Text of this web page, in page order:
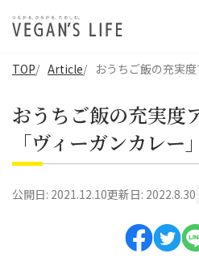
TOP Article おうちご飯の充実度アップ
おうちご飯の充実度
「ヴィーガンカレー
公開日: 2021.12.10更新日: 2022.8.30